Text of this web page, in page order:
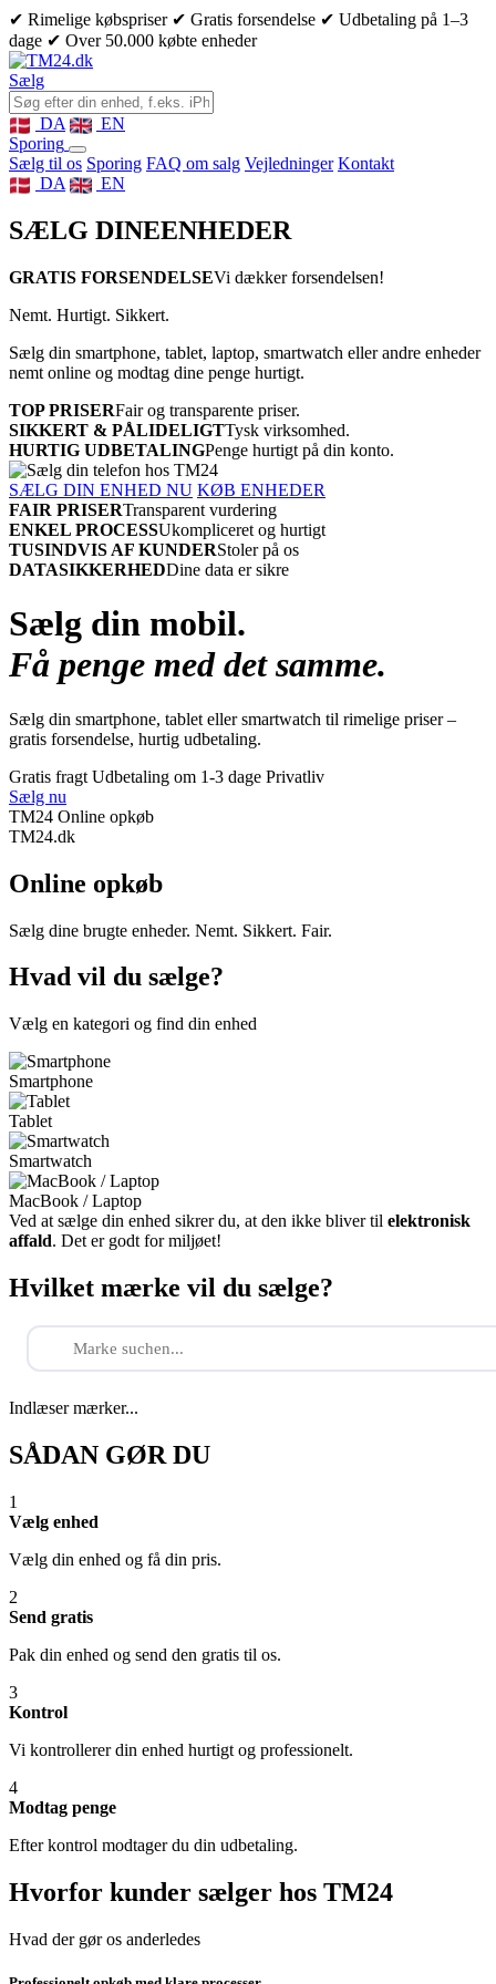
✔ Rimelige købspriser ✔ Gratis forsendelse ✔ Udbetaling på 1–3
dage ✔ Over 50.000 købte enheder
Sælg
DA
EN
Sporing
Sælg til os Sporing FAQ om salg Vejledninger Kontakt
DA
EN
SÆLG DINEENHEDER
GRATIS FORSENDELSEVi dækker forsendelsen!
Nemt. Hurtigt. Sikkert.
Sælg din smartphone, tablet, laptop, smartwatch eller andre enheder
nemt online og modtag dine penge hurtigt.
TOP PRISERFair og transparente priser.
SIKKERT & PÅLIDELIGTTysk virksomhed.
HURTIG UDBETALINGPenge hurtigt på din konto.
SÆLG DIN ENHED NU KØB ENHEDER
FAIR PRISERTransparent vurdering
ENKEL PROCESSUkompliceret og hurtigt
TUSINDVIS AF KUNDERStoler på os
DATASIKKERHEDDine data er sikre
Sælg din mobil.
Få penge med det samme.
Sælg din smartphone, tablet eller smartwatch til rimelige priser –
gratis forsendelse, hurtig udbetaling.
Gratis fragt Udbetaling om 1-3 dage Privatliv
Sælg nu
TM24 Online opkøb
TM24.dk
Online opkøb
Sælg dine brugte enheder. Nemt. Sikkert. Fair.
Hvad vil du sælge?
Vælg en kategori og find din enhed
Smartphone
Tablet
Smartwatch
MacBook / Laptop
Ved at sælge din enhed sikrer du, at den ikke bliver til elektronisk
affald. Det er godt for miljøet!
Hvilket mærke vil du sælge?
Indlæser mærker...
SÅDAN GØR DU
1
Vælg enhed
Vælg din enhed og få din pris.
2
Send gratis
Pak din enhed og send den gratis til os.
3
Kontrol
Vi kontrollerer din enhed hurtigt og professionelt.
4
Modtag penge
Efter kontrol modtager du din udbetaling.
Hvorfor kunder sælger hos TM24
Hvad der gør os anderledes